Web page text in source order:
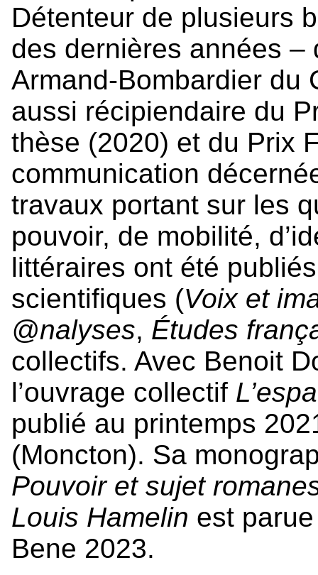
Détenteur de plusieurs
des dernières années
Armand-Bombardier du
aussi récipiendaire du
thèse (2020) et du Prix
communication
travaux portant sur les
pouvoir, de mobilité,
littéraires ont été
scientifiques (Voix et
@nalyses, Études
collectifs. Avec Benoit
l’ouvrage collectif
publié au printemps
(Moncton). Sa
Pouvoir et sujet
Louis Hamelin est
Bene 2023.